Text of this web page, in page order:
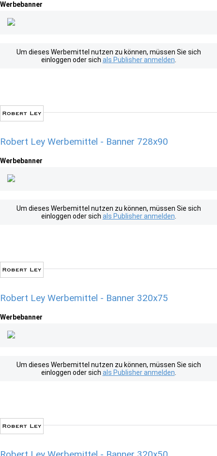
Werbebanner
Um dieses Werbemittel nutzen zu können, müssen Sie sich
einloggen oder sich als Publisher anmelden
Robert Ley Werbemittel - Banner 728x90
Werbebanner
Um dieses Werbemittel nutzen zu können, müssen Sie sich
einloggen oder sich als Publisher anmelden
Robert Ley Werbemittel - Banner 320x75
Werbebanner
Um dieses Werbemittel nutzen zu können, müssen Sie sich
einloggen oder sich als Publisher anmelden